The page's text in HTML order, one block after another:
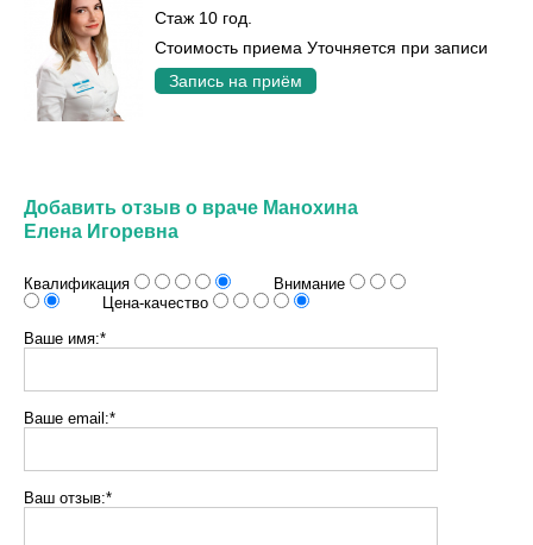
Стаж 10 год.
Стоимость приема Уточняется при записи
Запись на приём
Добавить отзыв о враче Манохина
Елена Игоревна
Квалификация
Внимание
Цена-качество
Ваше имя:*
Ваше email:*
Ваш отзыв:*